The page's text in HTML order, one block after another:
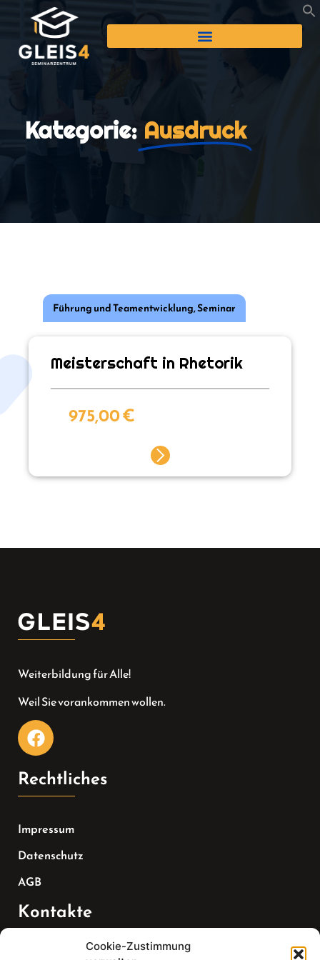
Cookie-Zustimmung
Kategorie: Ausdruck
Führung und Teamentwicklung,Seminar
Meisterschaft in Rhetorik
975,00€
Weiterbildung für Alle!
Weil Sie vorankommen wollen.
Rechtliches
Impressum
Datenschutz
AGB
Kontakte